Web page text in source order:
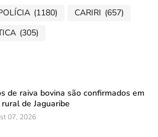
(1180) CARIRI (657)
(305)
de raiva bovina são confirmados em
de Jaguaribe
07, 2026